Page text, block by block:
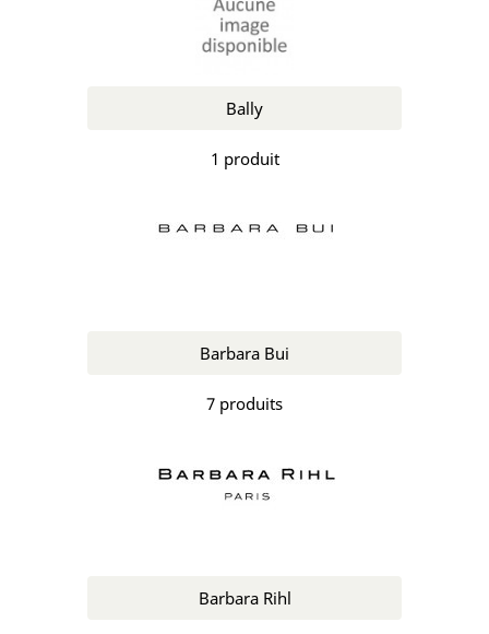
Bally
1 produit
Barbara Bui
7 produits
Barbara Rihl